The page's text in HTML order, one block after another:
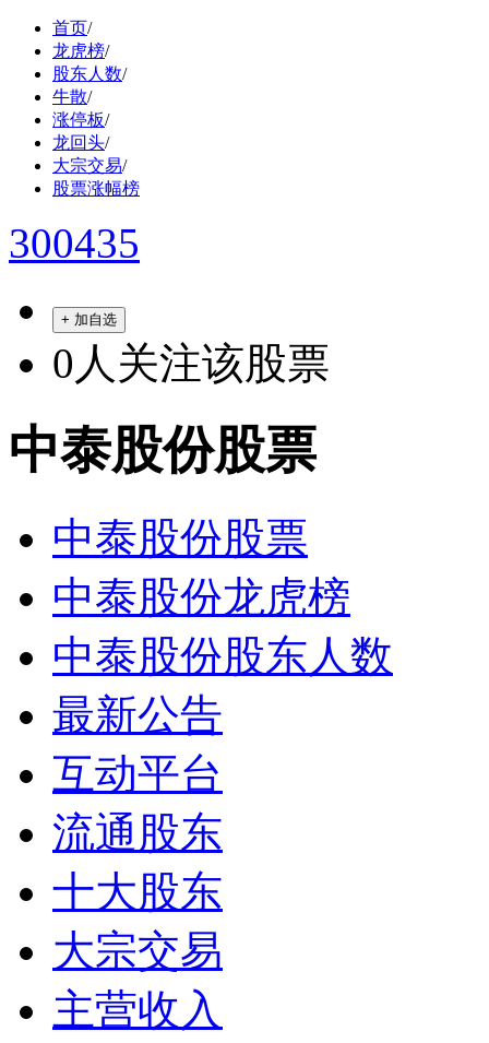
首页/
龙虎榜/
股东人数/
牛散/
涨停板/
龙回头/
大宗交易/
股票涨幅榜
300435
+ 加自选
0 人关注该股票
中泰股份股票
中泰股份股票
中泰股份龙虎榜
中泰股份股东人数
最新公告
互动平台
流通股东
十大股东
大宗交易
主营收入